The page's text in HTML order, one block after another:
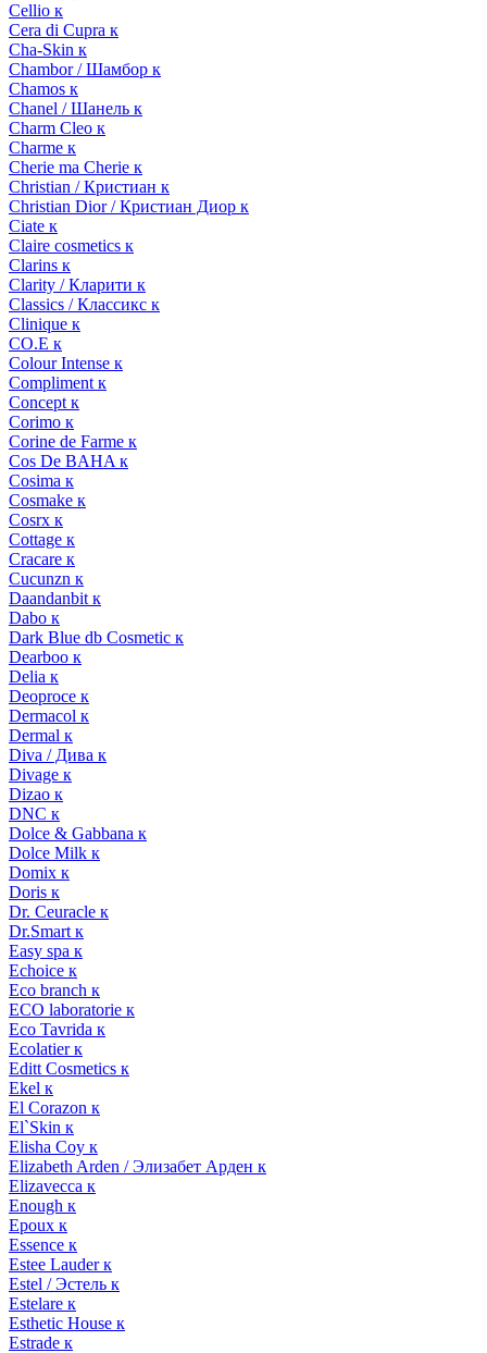
Cellio к
Cera di Cupra к
Cha-Skin к
Chambor / Шамбор к
Chamos к
Chanel / Шанель к
Charm Cleo к
Charme к
Cherie ma Cherie к
Christian / Кристиан к
Christian Dior / Кристиан Диор к
Ciate к
Claire cosmetics к
Clarins к
Clarity / Кларити к
Classics / Классикс к
Clinique к
CO.E к
Colour Intense к
Compliment к
Concept к
Corimo к
Corine de Farme к
Cos De BAHA к
Cosima к
Cosmake к
Cosrx к
Cottage к
Cracare к
Cucunzn к
Daandanbit к
Dabo к
Dark Blue db Cosmetic к
Dearboo к
Delia к
Deoproce к
Dermacol к
Dermal к
Diva / Дива к
Divage к
Dizao к
DNC к
Dolce & Gabbana к
Dolce Milk к
Domix к
Doris к
Dr. Ceuracle к
Dr.Smart к
Easy spa к
Echoice к
Eco branch к
ECO laboratorie к
Eco Tavrida к
Ecolatier к
Editt Cosmetics к
Ekel к
El Corazon к
El`Skin к
Elisha Coy к
Elizabeth Arden / Элизабет Арден к
Elizavecca к
Enough к
Epoux к
Essence к
Estee Lauder к
Estel / Эстель к
Estelare к
Esthetic House к
Estrade к